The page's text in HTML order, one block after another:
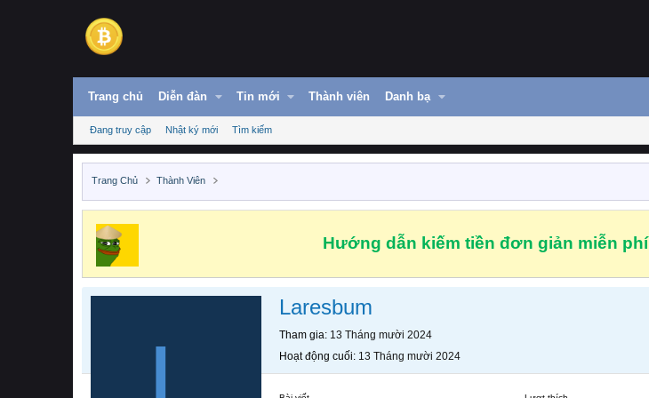
Trang chủ Diễn đàn Tin mới Thành viên Danh bạ
Đang truy cập Nhật ký mới Tìm kiếm
Trang Chủ Thành Viên
Hướng dẫn kiếm tiền đơn giản miễn phí
Laresbum
Tham gia 13 Tháng mười 2024
Hoạt động cuối 13 Tháng mười 2024